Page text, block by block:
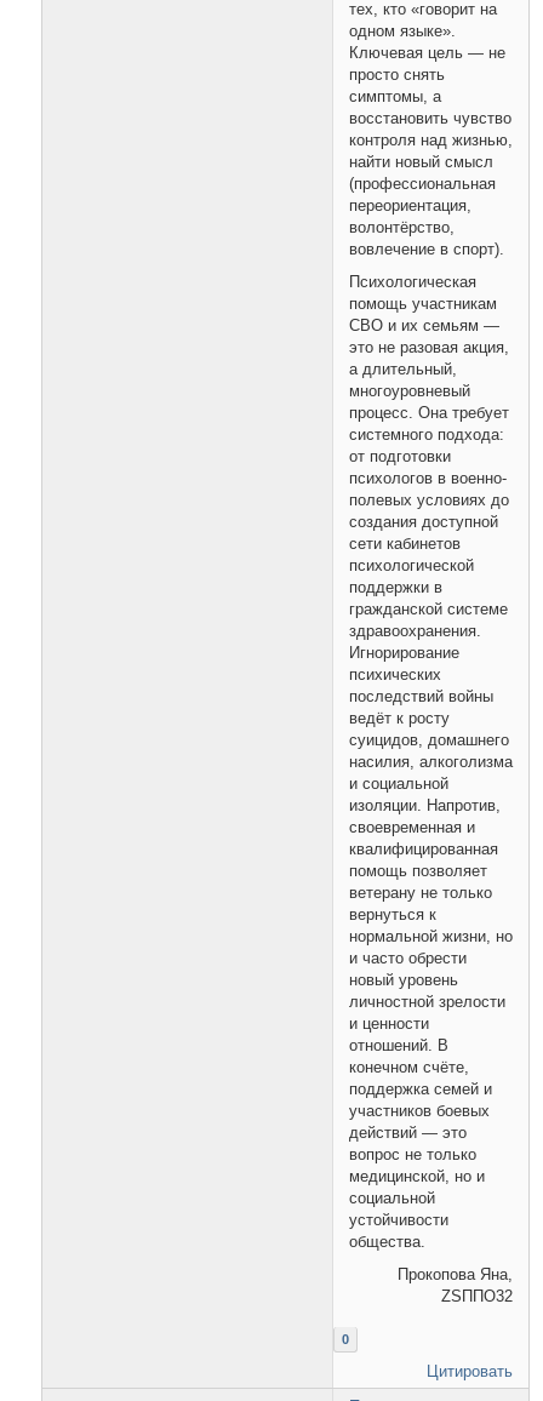
тех, кто «говорит на
одном языке».
Ключевая цель — не
просто снять
симптомы, а
восстановить чувство
контроля над жизнью,
найти новый смысл
(профессиональная
переориентация,
волонтёрство,
вовлечение в спорт).
Психологическая
помощь участникам
СВО и их семьям —
это не разовая акция,
а длительный,
многоуровневый
процесс. Она требует
системного подхода:
от подготовки
психологов в военно-
полевых условиях до
создания доступной
сети кабинетов
психологической
поддержки в
гражданской системе
здравоохранения.
Игнорирование
психических
последствий войны
ведёт к росту
суицидов, домашнего
насилия, алкоголизма
и социальной
изоляции. Напротив,
своевременная и
квалифицированная
помощь позволяет
ветерану не только
вернуться к
нормальной жизни, но
и часто обрести
новый уровень
личностной зрелости
и ценности
отношений. В
конечном счёте,
поддержка семей и
участников боевых
действий — это
вопрос не только
медицинской, но и
социальной
устойчивости
общества.
Прокопова Яна,
ZSППО32
0
Цитировать